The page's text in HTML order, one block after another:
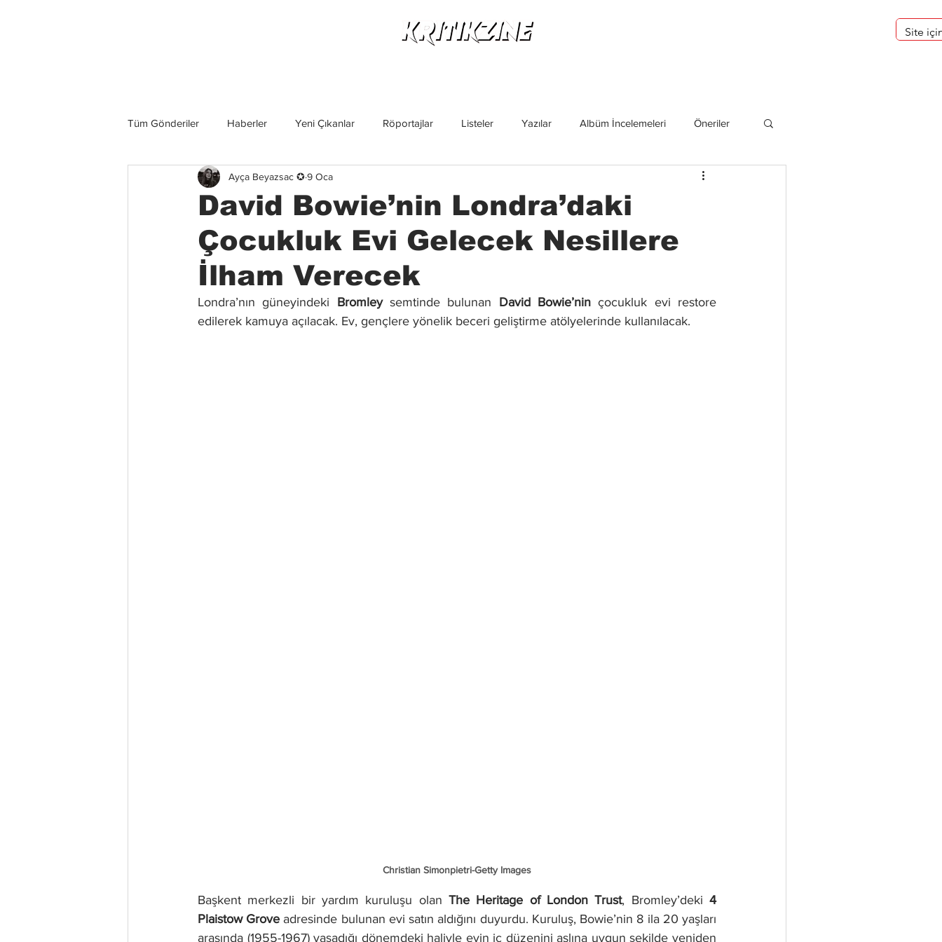
Tüm Gönderiler Haberler Yeni Çıkanlar Röportajlar Listeler Yazılar Albüm İncelemeleri Öneriler
Grup İncelemeleri Konserler
David Bowie’nin Londra’daki
Çocukluk Evi Gelecek Nesillere
İlham Verecek
Ayça Beyazsac ✪ 9 Oca
Londra’nın güneyindeki Bromley semtinde bulunan David Bowie’nin çocukluk evi restore
edilerek kamuya açılacak. Ev, gençlere yönelik beceri geliştirme atölyelerinde kullanılacak.
Christian Simonpietri-Getty Images
Başkent merkezli bir yardım kuruluşu olan The Heritage of London Trust, Bromley’deki 4
Plaistow Grove adresinde bulunan evi satın aldığını duyurdu. Kuruluş, Bowie’nin 8 ila 20 yaşları
arasında (1955-1967) yaşadığı dönemdeki haliyle evin iç düzenini aslına uygun şekilde yeniden